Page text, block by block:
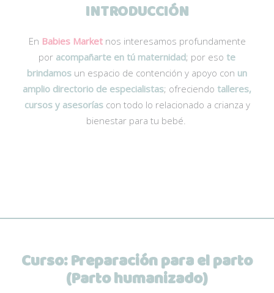
INTRODUCCIÓN
En Babies Marketnos interesamos profundamente
por acompañarte en tú maternidad; por eso te
brindamos un espacio de contención y apoyo con un
amplio directorio de especialistas; ofreciendo talleres,
cursos y asesoríascon todo lo relacionado a crianza y
bienestar para tu bebé.
Curso:Preparación para el parto
(Parto humanizado)